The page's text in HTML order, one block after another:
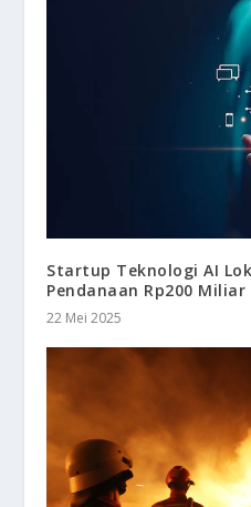
Startup Teknologi AI
Pendanaan Rp200 Miliar
22 Mei 2025